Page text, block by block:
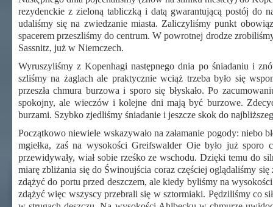
rezydenckie z zieloną tabliczką i datą gwarantującą postój do
udaliśmy się na zwiedzanie miasta. Zaliczyliśmy punkt
spacerem przeszliśmy do centrum. W powrotnej drodze
Sassnitz, już w Niemczech.
Wyruszyliśmy z Kopenhagi następnego dnia po śniadaniu i
szliśmy na żaglach ale praktycznie wciąż trzeba było się
przeszła chmura burzowa i sporo się błyskało. Po
spokojny, ale wieczów i kolejne dni mają być burzowe.
burzami. Szybko zjedliśmy śniadanie i jeszcze skok do
Początkowo niewiele wskazywało na załamanie pogody: niebo
mgiełka, zaś na wysokości Greifswalder Oie było już
przewidywały, wiał sobie rześko ze wschodu. Dzięki temu do
miarę zbliżania się do Świnoujścia coraz częściej oglądaliśmy
zdążyć do portu przed deszczem, ale kiedy byliśmy na
zdążyć więc wszyscy przebrali się w sztormiaki. Pędziliśmy co